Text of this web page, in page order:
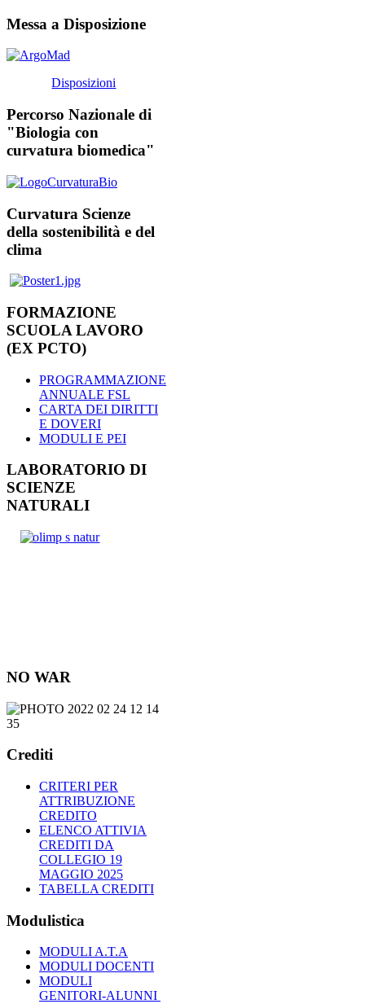
Messa a Disposizione
Disposizioni
Percorso Nazionale di
"Biologia con
curvatura biomedica"
Curvatura Scienze
della sostenibilità e del
clima
FORMAZIONE
SCUOLA LAVORO
(EX PCTO)
PROGRAMMAZIONE
ANNUALE FSL
CARTA DEI DIRITTI
E DOVERI
MODULI E PEI
LABORATORIO DI
SCIENZE
NATURALI
NO WAR
Crediti
CRITERI PER
ATTRIBUZIONE
CREDITO
ELENCO ATTIVIA
CREDITI DA
COLLEGIO 19
MAGGIO 2025
TABELLA CREDITI
Modulistica
MODULI A.T.A
MODULI DOCENTI
MODULI
GENITORI-ALUNNI